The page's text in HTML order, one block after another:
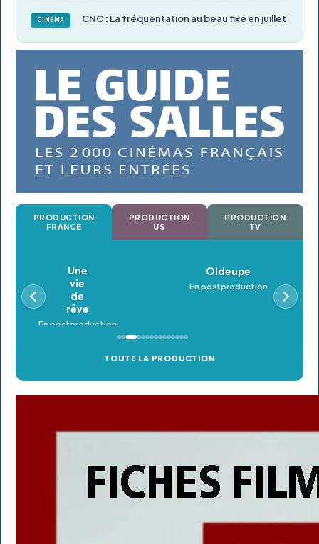
CINÉMA CNC : La fréquentation au beau fixe en juillet
PRODUCTION
FRANCE
PRODUCTION
US
PRODUCTION
TV
En postproduction
TOUTE LA PRODUCTION